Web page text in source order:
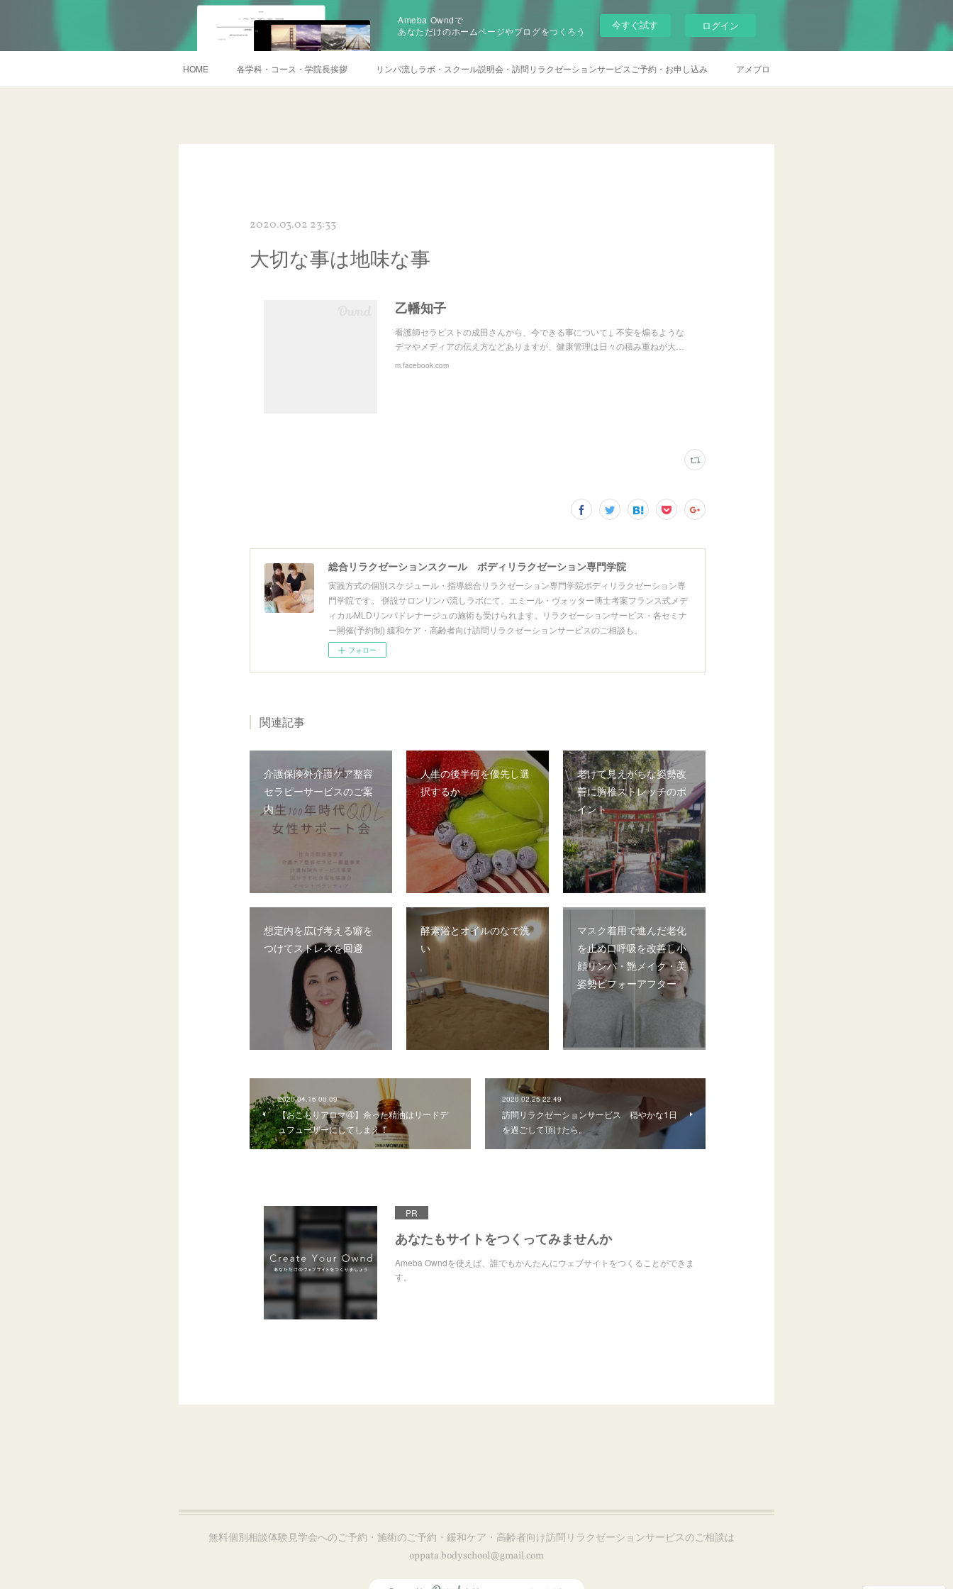
Ameba Owndで
あなただけのホームページやブログをつくろう
今すぐ試す ログイン
HOME 各学科・コース・学院長挨拶 リンパ流しラボ・スクール説明会・訪問リラクゼーションサービスご予約・お申し込み アメブロ
2020.03.02 23:33
大切な事は地味な事
乙幡知子
看護師セラピストの成田さんから、今できる事について↓ 不安を煽るような
デマやメディアの伝え方などありますが、健康管理は日々の積み重ねが大…
m.facebook.com
総合リラクゼーションスクール ボディリラクゼーション専門学院
実践方式の個別スケジュール・指導総合リラクゼーション専門学院ボディリラクゼーション専
門学院です。 併設サロンリンパ流しラボにて、エミール・ヴォッター博士考案フランス式メデ
ィカルMLDリンパドレナージュの施術も受けられます。リラクゼーションサービス・各セミナ
ー開催(予約制) 緩和ケア・高齢者向け訪問リラクゼーションサービスのご相談も。
フォロー
関連記事
介護保険外介護ケア整容
セラピーサービスのご案
内
人生の後半何を優先し選
択するか
老けて見えがちな姿勢改
善に胸椎ストレッチのポ
イント
想定内を広げ考える癖を
つけてストレスを回避
酵素浴とオイルのなで洗
い
マスク着用で進んだ老化
を止め口呼吸を改善し小
顔リンパ・艶メイク・美
姿勢ビフォーアフター
2020.04.16 00:09
【おこもりアロマ④】余った精油はリードデ
ュフューザーにしてしまえ！
2020.02.25 22:49
訪問リラクゼーションサービス 穏やかな1日
を過ごして頂けたら。
PR
あなたもサイトをつくってみませんか
Ameba Owndを使えば、誰でもかんたんにウェブサイトをつくることができま
す。
無料個別相談体験見学会へのご予約・施術のご予約・緩和ケア・高齢者向け訪問リラクゼーションサービスのご相談は
oppata.bodyschool@gmail.com